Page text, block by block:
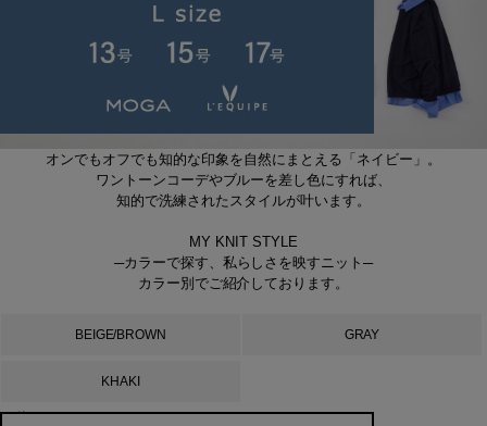
オンでもオフでも知的な印象を自然にまとえる「ネイビー」。
ワントーンコーデやブルーを差し色にすれば、
知的で洗練されたスタイルが叶います。
MY KNIT STYLE
─カラーで探す、私らしさを映すニット─
カラー別でご紹介しております。
BEIGE/BROWN GRAY
KHAKI
60件